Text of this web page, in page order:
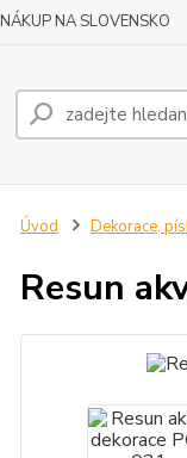
NÁKUP NA SLOVENSKO
Úvod Dekorace,
Resun